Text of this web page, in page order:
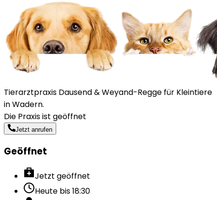
Tierarztpraxis Dausend & Weyand-Regge für Kleintiere
in Wadern.
Die Praxis ist geöffnet
Jetzt anrufen
Geöffnet
Jetzt geöffnet
Heute bis18:30